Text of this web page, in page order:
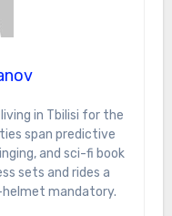
span predictive
and sci-fi book
sets and rides a
mandatory.